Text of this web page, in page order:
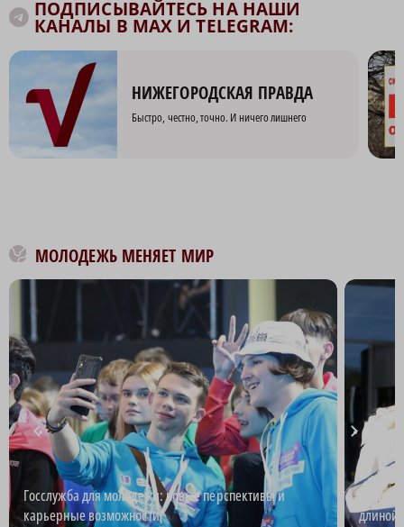
ПОДПИСЫВАЙТЕСЬ НА НАШИ
КАНАЛЫ В MAX И TELEGRAM:
НИЖЕГОРОДСКАЯ ПРАВДА
Быстро, честно, точно. И ничего лишнего
МОЛОДЕЖЬ МЕНЯЕТ МИР
Госслужба для молодежи: новые перспективы и
карьерные возможности
длиной